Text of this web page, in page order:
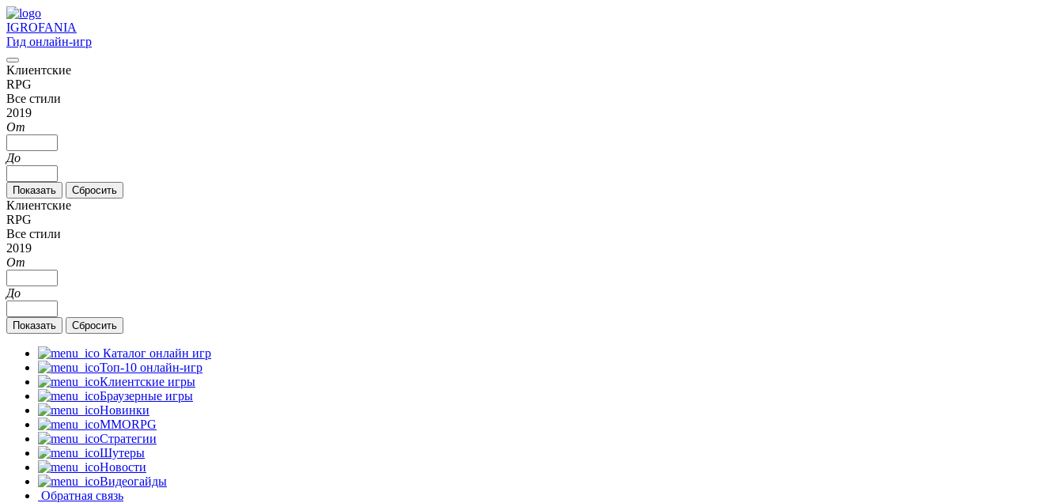
IGROFANIA
Гид онлайн-игр
Клиентские
RPG
Все стили
2019
От
До
Клиентские
RPG
Все стили
2019
От
До
Каталог онлайн игр
Топ-10 онлайн-игр
Клиентские игры
Браузерные игры
Новинки
MMORPG
Стратегии
Шутеры
Новости
Видеогайды
Обратная связь